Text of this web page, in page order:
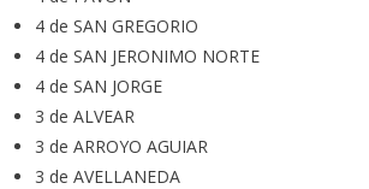
4 de SAN GREGORIO
4 de SAN JERONIMO NORTE
4 de SAN JORGE
3 de ALVEAR
3 de ARROYO AGUIAR
3 de AVELLANEDA